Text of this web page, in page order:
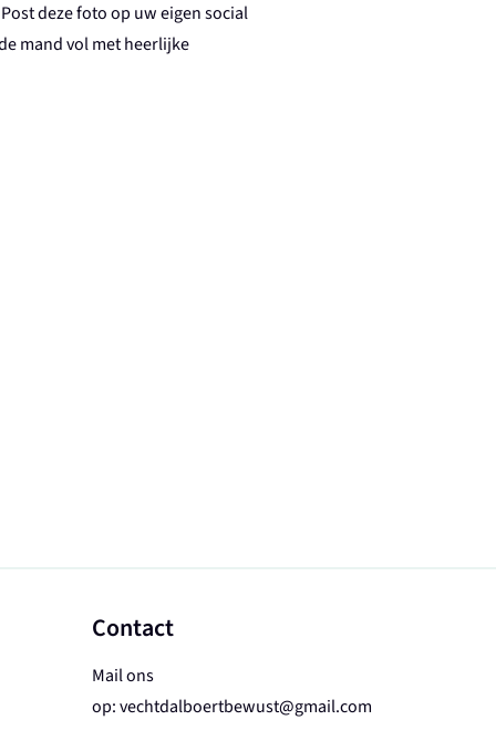
deze foto op uw eigensocial
mand vol met heerlijke
Contact
Mail ons
op:vechtdalboertbewust@gmail.com